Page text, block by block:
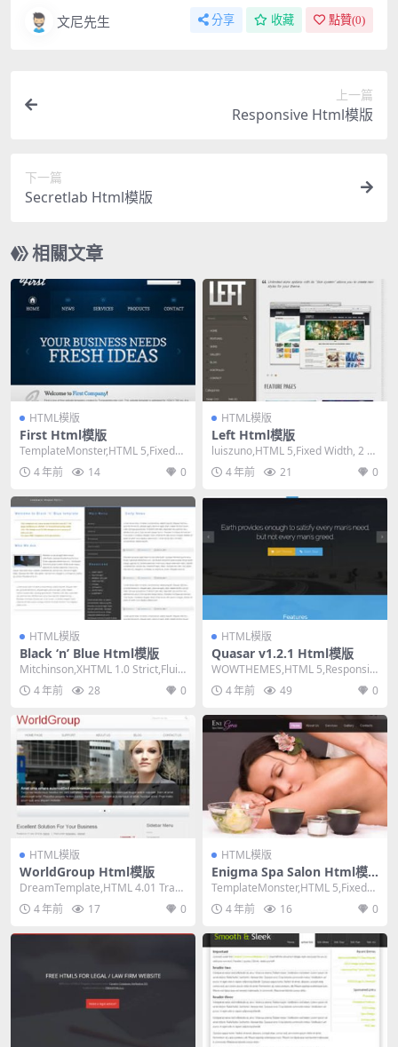
文尼先生 分享 收藏 點贊(0)
上一篇
Responsive Html模版
下一篇
Secretlab Html模版
相關文章
HTML模版
First Html模版
TemplateMonster,HTML 5,Fixed
Width, 2 Co...
4 年前 14 0
HTML模版
Left Html模版
luiszuno,HTML 5,Fixed Width, 2 C
olumns,M...
4 年前 21 0
HTML模版
Black ‘n’ Blue Html模版
Mitchinson,XHTML 1.0 Strict,Fluid,
3 Col...
4 年前 28 0
HTML模版
Quasar v1.2.1 Html模版
WOWTHEMES,HTML 5,Responsiv
e, 5 Columns,M...
4 年前 49 0
HTML模版
WorldGroup Html模版
DreamTemplate,HTML 4.01 Trans
itional,Fix...
4 年前 17 0
HTML模版
Enigma Spa Salon Html模
版
TemplateMonster,HTML 5,Fixed
Width, Mixe...
4 年前 16 0